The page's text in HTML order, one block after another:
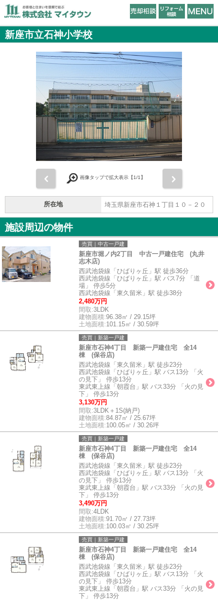
新座市立石神小学校
画像タップで拡大表示【1/1】
所在地 埼玉県新座市石神１丁目１０－２０
施設周辺の物件
売買｜中古一戸建
新座市堀ノ内2丁目 中古一戸建住宅 (丸井
志木店)
西武池袋線「ひばりヶ丘」駅 徒歩36分
西武池袋線「ひばりヶ丘」駅 バス7分 「道
場」 停歩5分
西武池袋線「東久留米」駅 徒歩38分
2,480万円
間取:3LDK
建物面積:96.38㎡ / 29.15坪
土地面積:101.15㎡ / 30.59坪
売買｜新築一戸建
新座市石神4丁目 新築一戸建住宅 全14
棟 (保谷店)
西武池袋線「東久留米」駅 徒歩23分
西武池袋線「ひばりヶ丘」駅 バス13分 「火
の見下」 停歩13分
東武東上線「朝霞台」駅 バス33分 「火の見
下」 停歩13分
3,130万円
間取:3LDK＋1S(納戸)
建物面積:84.87㎡ / 25.67坪
土地面積:100.05㎡ / 30.26坪
売買｜新築一戸建
新座市石神4丁目 新築一戸建住宅 全14
棟 (保谷店)
西武池袋線「東久留米」駅 徒歩23分
西武池袋線「ひばりヶ丘」駅 バス13分 「火
の見下」 停歩13分
東武東上線「朝霞台」駅 バス33分 「火の見
下」 停歩13分
3,490万円
間取:4LDK
建物面積:91.70㎡ / 27.73坪
土地面積:100.03㎡ / 30.25坪
売買｜新築一戸建
新座市石神4丁目 新築一戸建住宅 全14
棟 (保谷店)
西武池袋線「東久留米」駅 徒歩23分
西武池袋線「ひばりヶ丘」駅 バス13分 「火
の見下」 停歩13分
東武東上線「朝霞台」駅 バス33分 「火の見
下」 停歩13分